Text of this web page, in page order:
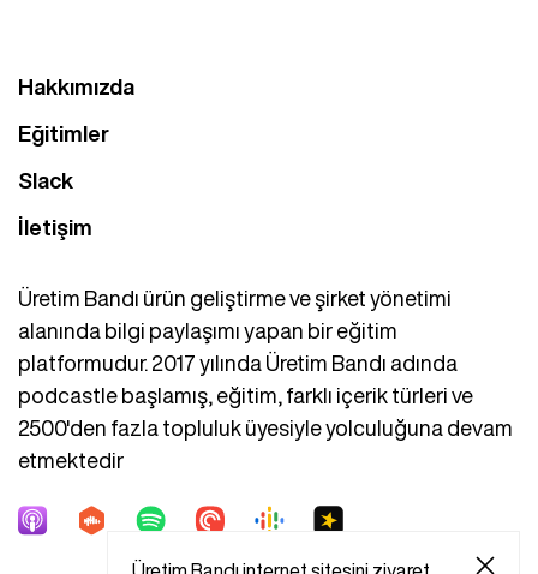
Hakkımızda
Eğitimler
Slack
İletişim
Üretim Bandı ürün geliştirme ve şirket yönetimi
alanında bilgi paylaşımı yapan bir eğitim
platformudur. 2017 yılında Üretim Bandı adında
podcastle başlamış, eğitim, farklı içerik türleri ve
2500'den fazla topluluk üyesiyle yolculuğuna devam
etmektedir